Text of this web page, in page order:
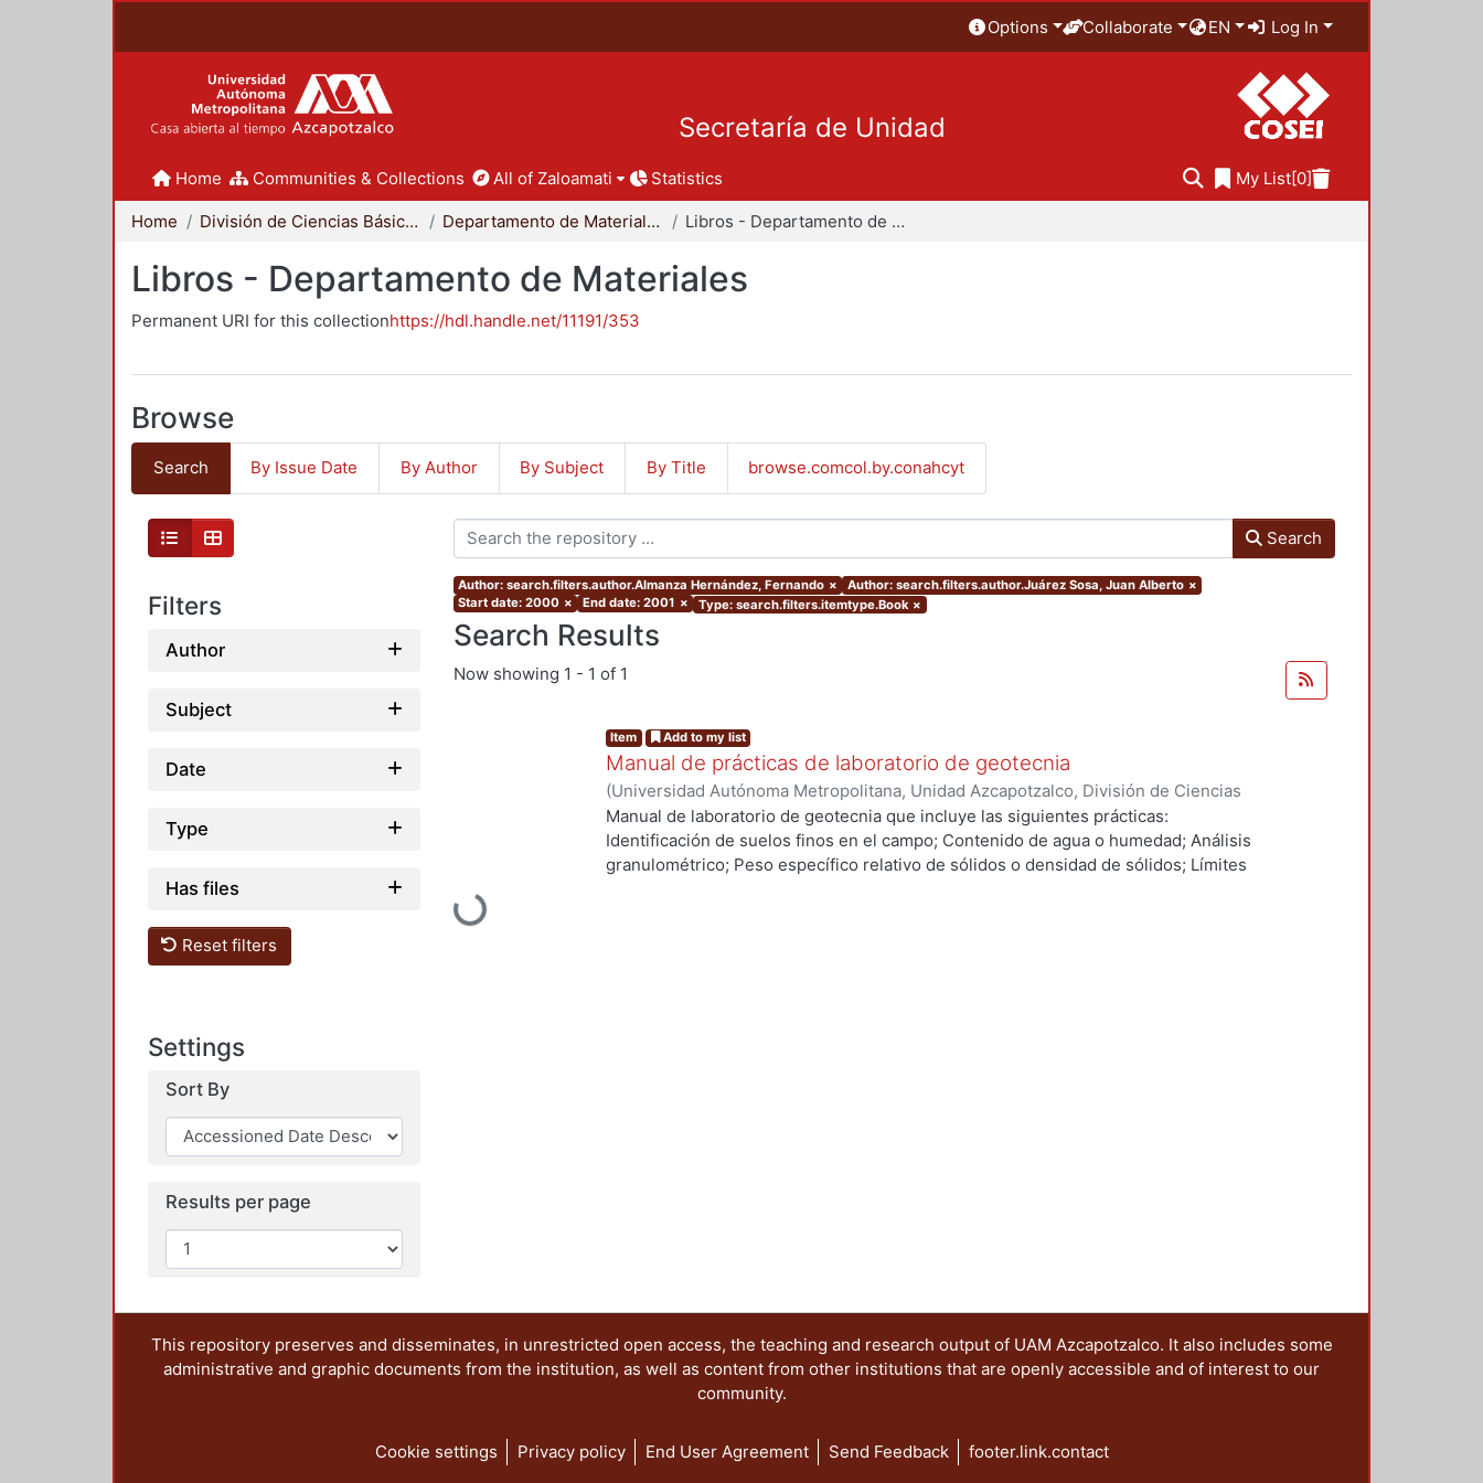
Options Collaborate EN Log In
Secretaría de Unidad
Home Communities & Collections All of Zaloamati Statistics My List[0]
Home División de Ciencias Básicas e Ingeniería Departamento de Materiales Libros - Departamento de Materiales
Libros - Departamento de Materiales
Permanent URI for this collectionhttps://hdl.handle.net/11191/353
Browse
Search By Issue Date By Author By Subject By Title browse.comcol.by.conahcyt
Filters
Author
Subject
Date
Type
Has files
Reset filters
Settings
Sort By
Results per page
Search
Author: search.filters.author.Almanza Hernández, Fernando × Author: search.filters.author.Juárez Sosa, Juan Alberto ×
Start date: 2000 × End date: 2001 × Type: search.filters.itemtype.Book ×
Search Results
Now showing 1 - 1 of 1
Loading...
Item Add to my list
Manual de prácticas de laboratorio de geotecnia
(Universidad Autónoma Metropolitana, Unidad Azcapotzalco, División de Ciencias
Básicas e Ingeniería, Departamento de Materiales, 2001)Domínguez Peña, René
Hernández Melgar, Salvador; Almanza Hernández, Fernando;Juárez Sosa, Juan
Alberto
Manual de laboratorio de geotecnia que incluye las siguientes prácticas:
Identificación de suelos finos en el campo; Contenido de agua o humedad; Análisis
granulométrico; Peso específico relativo de sólidos o densidad de sólidos; Límites
This repository preserves and disseminates, in unrestricted open access, the teaching and research output of UAM Azcapotzalco. It also includes some
administrative and graphic documents from the institution, as well as content from other institutions that are openly accessible and of interest to our
community.
Cookie settings Privacy policy End User Agreement Send Feedback footer.link.contact